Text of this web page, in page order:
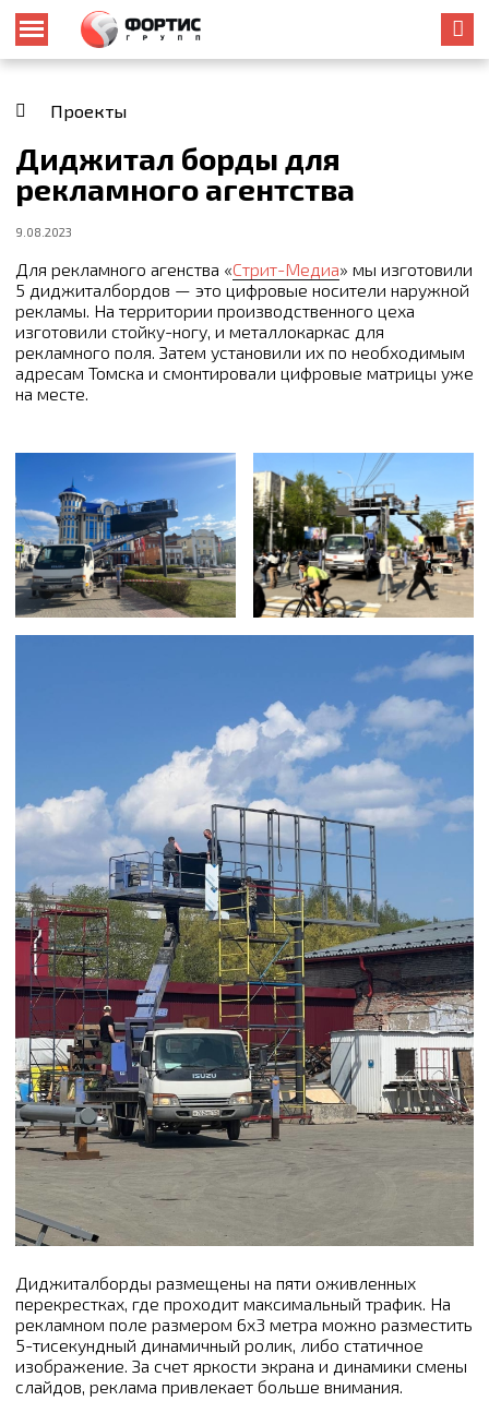
Проекты
Диджитал борды для
рекламного агентства
9.08.2023
Для рекламного агенства «Стрит-Медиа» мы изготовили
5 диджиталбордов — это цифровые носители наружной
рекламы. На территории производственного цеха
изготовили стойку-ногу, и металлокаркас для
рекламного поля. Затем установили их по необходимым
адресам Томска и смонтировали цифровые матрицы уже
на месте.
Диджиталборды размещены на пяти оживленных
перекрестках, где проходит максимальный трафик. На
рекламном поле размером 6х3 метра можно разместить
5-тисекундный динамичный ролик, либо статичное
изображение. За счет яркости экрана и динамики смены
слайдов, реклама привлекает больше внимания.